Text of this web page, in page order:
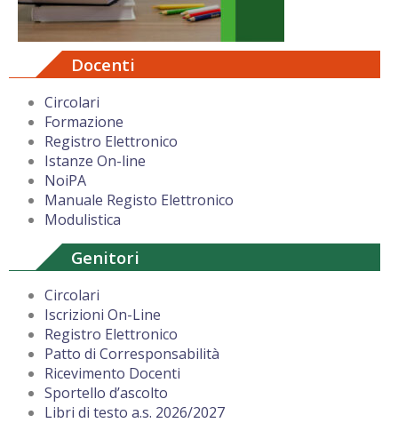
Docenti
Circolari
Formazione
Registro Elettronico
Istanze On-line
NoiPA
Manuale Registo Elettronico
Modulistica
Genitori
Circolari
Iscrizioni On-Line
Registro Elettronico
Patto di Corresponsabilità
Ricevimento Docenti
Sportello d’ascolto
Libri di testo a.s. 2026/2027